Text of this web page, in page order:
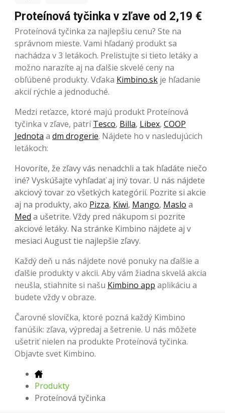
Proteínová tyčinka v zľave od 2,19 €
Proteínová tyčinka za najlepšiu cenu? Ste na
správnom mieste. Vami hľadaný produkt sa
nachádza v 3 letákoch. Prelistujte si tieto letáky a
možno narazíte aj na ďalšie skvelé ceny na
obľúbené produkty. Vďaka Kimbino.sk je hľadanie
akcií rýchle a jednoduché.
Medzi reťazce, ktoré majú produkt Proteínová
tyčinka v zľave, patríTesco, Billa, Libex, COOP
Jednota a dm drogerie. Nájdete ho v nasledujúcich
letákoch:
Hovoríte, že zľavy vás nenadchli a tak hľadáte niečo
iné? Vyskúšajte vyhľadať aj iný tovar. U nás nájdete
akciový tovar zo všetkých kategórií. Pozrite si akcie
aj na produkty, ako Pizza, Kiwi, Mango, Maslo a
Med a ušetrite. Vždy pred nákupom si pozrite
akciové letáky. Na stránke Kimbino nájdete aj v
mesiaci August tie najlepšie zľavy.
Každý deň u nás nájdete nové ponuky na ďalšie a
ďalšie produkty v akcii. Aby vám žiadna skvelá akcia
neušla, stiahnite si našu Kimbino app aplikáciu a
budete vždy v obraze.
Čarovné slovíčka, ktoré pozná každý Kimbino
fanúšik: zľava, výpredaj a šetrenie. U nás môžete
ušetriť nielen na produkte Proteínová tyčinka.
Objavte svet Kimbino.
Produkty
Proteínová tyčinka